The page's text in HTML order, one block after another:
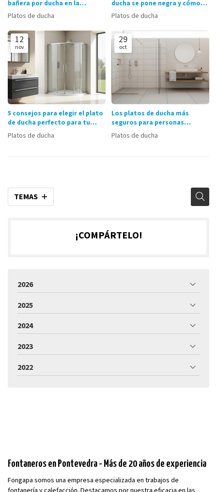
TEMAS
bañera por ducha en la
tasación de tu casa
Platos de ducha
ducha se pone negra y cómo
evitarlo?
Platos de ducha
12
nov
5 consejos para elegir el plato
de ducha perfecto para tu
baño
Platos de ducha
29
oct
Los platos de ducha más
seguros para personas
mayores
Platos de ducha
¡COMPÁRTELO!
2026
2025
2024
2023
2022
Fontaneros en Pontevedra - Más de 20 años de experiencia
Fongapa somos una empresa especializada en trabajos de